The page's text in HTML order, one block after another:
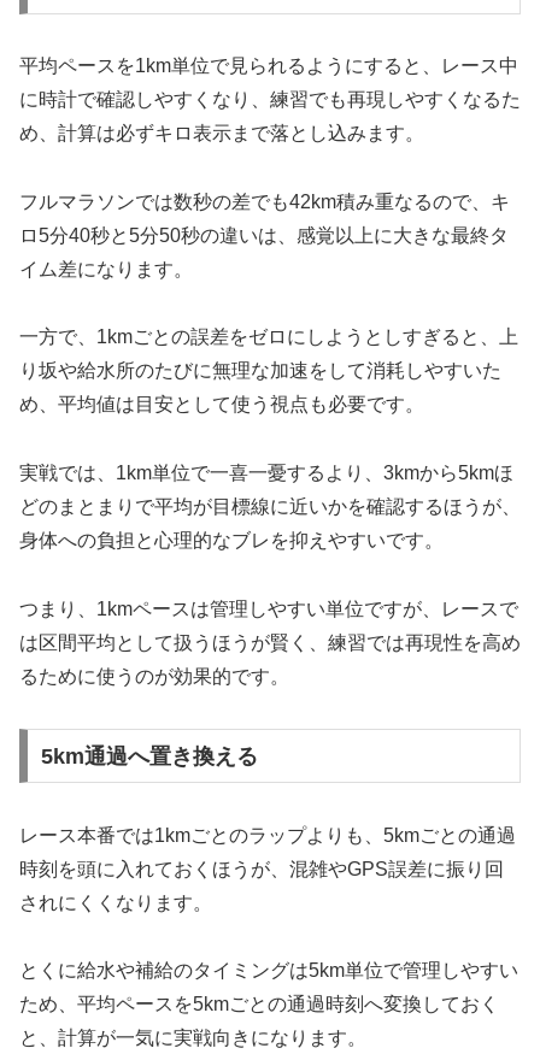
平均ペースを1km単位で見られるようにすると、レース中
に時計で確認しやすくなり、練習でも再現しやすくなるた
め、計算は必ずキロ表示まで落とし込みます。
フルマラソンでは数秒の差でも42km積み重なるので、キ
ロ5分40秒と5分50秒の違いは、感覚以上に大きな最終タ
イム差になります。
一方で、1kmごとの誤差をゼロにしようとしすぎると、上
り坂や給水所のたびに無理な加速をして消耗しやすいた
め、平均値は目安として使う視点も必要です。
実戦では、1km単位で一喜一憂するより、3kmから5kmほ
どのまとまりで平均が目標線に近いかを確認するほうが、
身体への負担と心理的なブレを抑えやすいです。
つまり、1kmペースは管理しやすい単位ですが、レースで
は区間平均として扱うほうが賢く、練習では再現性を高め
るために使うのが効果的です。
5km通過へ置き換える
レース本番では1kmごとのラップよりも、5kmごとの通過
時刻を頭に入れておくほうが、混雑やGPS誤差に振り回
されにくくなります。
とくに給水や補給のタイミングは5km単位で管理しやすい
ため、平均ペースを5kmごとの通過時刻へ変換しておく
と、計算が一気に実戦向きになります。